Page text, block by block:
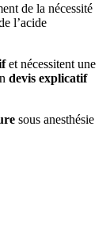
de la nécessité
l’acide
et nécessitent une
devis explicatif
sous anesthésie